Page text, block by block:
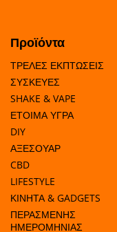
Προϊόντα
ΤΡΕΛΕΣ ΕΚΠΤΩΣΕΙΣ
ΣΥΣΚΕΥΕΣ
SHAKE & VAPE
ΕΤΟΙΜΑ ΥΓΡΑ
DIY
ΑΞΕΣΟΥΑΡ
CBD
LIFESTYLE
ΚΙΝΗΤΑ & GADGETS
ΠΕΡΑΣΜΕΝΗΣ
ΗΜΕΡΟΜΗΝΙΑΣ